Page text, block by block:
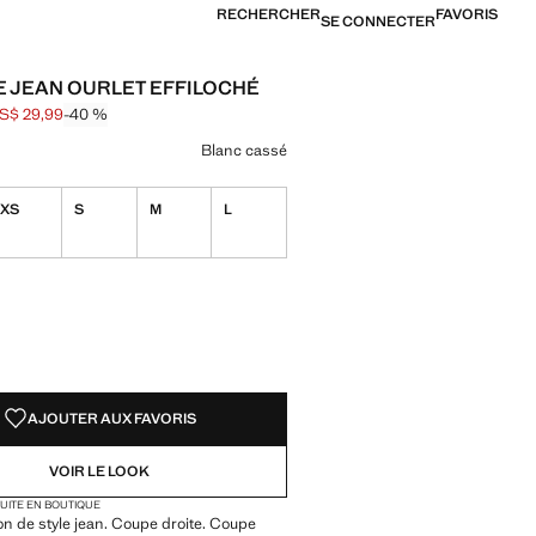
RECHERCHERSE CONNECTERFAVORIS
JEAN OURLET EFFILOCHÉ
[US$ 49,99 ]
29,99 ]
29,99-40 %
Blanc cassé
XS S M L
AJOUTER AUX FAVORIS
VOIR LE LOOK
EN BOUTIQUE
de style jean. Coupe droite. Coupe